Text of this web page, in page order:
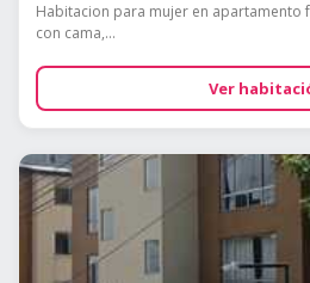
Habitacion para mujer en apartamento
con cama,...
Ver